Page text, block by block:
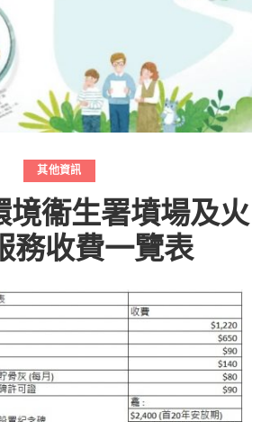
其他資訊
境衞生署墳場及火
務收費一覽表